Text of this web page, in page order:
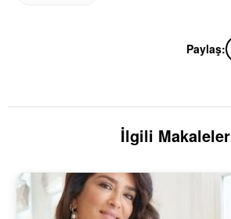
Paylaş:
İlgili Makaleler